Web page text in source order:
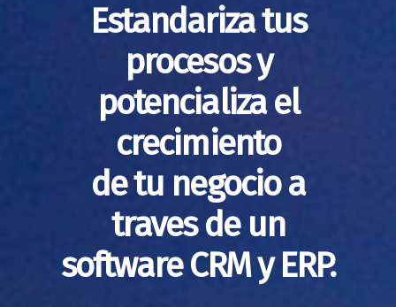
Estandariza tus
procesos y
potencializa el
crecimiento
de tu negocio a
traves de un
software CRM y ERP.